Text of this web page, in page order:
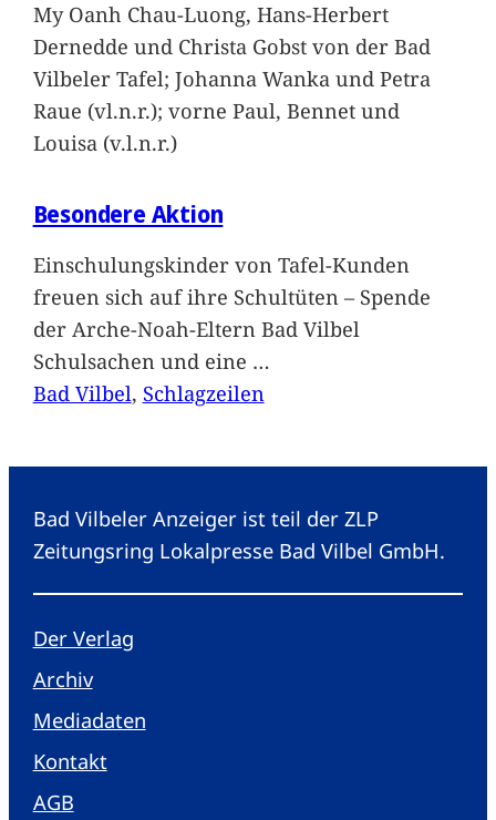
My Oanh Chau-Luong, Hans-Herbert
Dernedde und Christa Gobst von der Bad
Vilbeler Tafel; Johanna Wanka und Petra
Raue (vl.n.r.); vorne Paul, Bennet und
Louisa (v.l.n.r.)
Besondere Aktion
Einschulungskinder von Tafel-Kunden
freuen sich auf ihre Schultüten – Spende
der Arche-Noah-Eltern Bad Vilbel
Schulsachen und eine …
Bad Vilbel, Schlagzeilen
Bad Vilbeler Anzeiger ist teil der ZLP
Zeitungsring Lokalpresse Bad Vilbel GmbH.
Der Verlag
Archiv
Mediadaten
Kontakt
AGB